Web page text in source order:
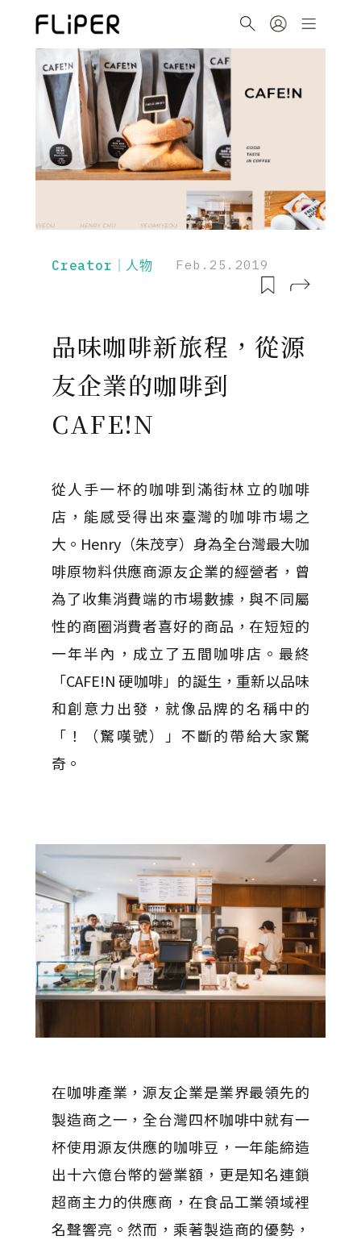
Creator｜人物 Feb.25.2019
品味咖啡新旅程，從源
友企業的咖啡到
CAFE!N
從人手一杯的咖啡到滿街林立的咖啡
店，能感受得出來臺灣的咖啡市場之
大。 Henry （朱茂亨）身為全台灣最大咖
啡原物料供應商源友企業的經營者，曾
為了收集消費端的市場數據，與不同屬
性的商圈消費者喜好的商品，在短短的
一年半內，成立了五間咖啡店。最終
「CAFE!N硬咖啡」的誕生，重新以品味
和創意力出發，就像品牌的名稱中的
「！（驚嘆號）」不斷的帶給大家驚
奇。
在咖啡產業，源友企業是業界最領先的
製造商之一，全台灣四杯咖啡中就有一
杯使用源友供應的咖啡豆，一年能締造
出十六億台幣的營業額，更是知名連鎖
超商主力的供應商，在食品工業領域裡
名聲響亮。然而，乘著製造商的優勢，